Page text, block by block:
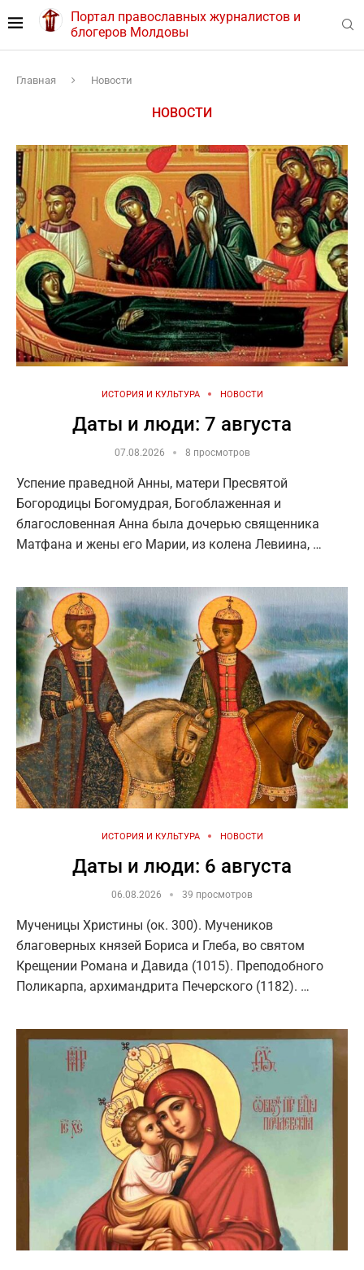
Портал православных журналистов и
блогеров Молдовы
Главная Новости
НОВОСТИ
ИСТОРИЯ И КУЛЬТУРА НОВОСТИ
Даты и люди: 7 августа
07.08.2026 8 просмотров
Успение праведной Анны, матери Пресвятой
Богородицы Богомудрая, Богоблаженная и
благословенная Анна была дочерью священника
Матфана и жены его Марии, из колена Левиина, …
ИСТОРИЯ И КУЛЬТУРА НОВОСТИ
Даты и люди: 6 августа
06.08.2026 39 просмотров
Мученицы Христины (ок. 300). Мучеников
благоверных князей Бориса и Глеба, во святом
Крещении Романа и Давида (1015). Преподобного
Поликарпа, архимандрита Печерского (1182). …